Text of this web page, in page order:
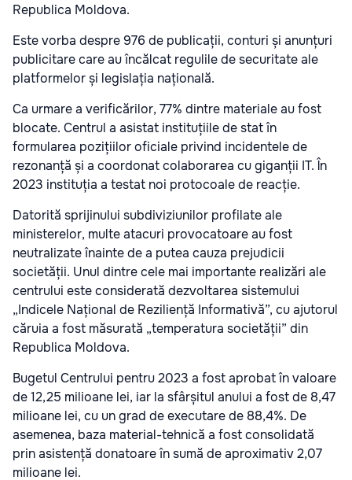
Republica Moldova.
Este vorba despre 976 de publicații, conturi și anunțuri
publicitare care au încălcat regulile de securitate ale
platformelor și legislația națională.
Ca urmare a verificărilor, 77% dintre materiale au fost
blocate. Centrul a asistat instituțiile de stat în
formularea pozițiilor oficiale privind incidentele de
rezonanță și a coordonat colaborarea cu giganții IT. În
2023 instituția a testat noi protocoale de reacție.
Datorită sprijinului subdiviziunilor profilate ale
ministerelor, multe atacuri provocatoare au fost
neutralizate înainte de a putea cauza prejudicii
societății. Unul dintre cele mai importante realizări ale
centrului este considerată dezvoltarea sistemului
„Indicele Național de Reziliență Informativă”, cu ajutorul
căruia a fost măsurată „temperatura societății” din
Republica Moldova.
Bugetul Centrului pentru 2023 a fost aprobat în valoare
de 12,25 milioane lei, iar la sfârșitul anului a fost de 8,47
milioane lei, cu un grad de executare de 88,4%. De
asemenea, baza material-tehnică a fost consolidată
prin asistență donatoare în sumă de aproximativ 2,07
milioane lei.